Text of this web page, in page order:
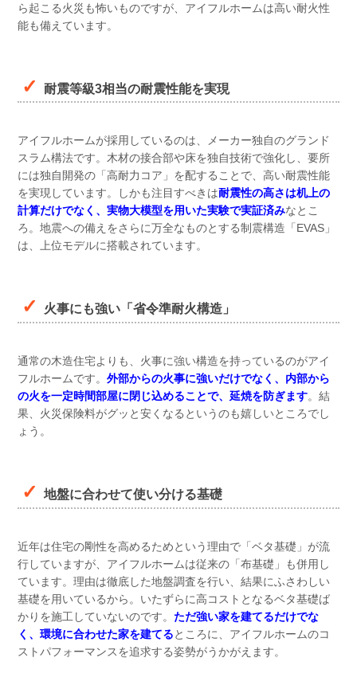
ら起こる火災も怖いものですが、アイフルホームは高い耐火性
能も備えています。
耐震等級3相当の耐震性能を実現
アイフルホームが採用しているのは、メーカー独自のグランド
スラム構法です。木材の接合部や床を独自技術で強化し、要所
には独自開発の「高耐力コア」を配することで、高い耐震性能
を実現しています。しかも注目すべきは耐震性の高さは机上の
計算だけでなく、実物大模型を用いた実験で実証済みなとこ
ろ。地震への備えをさらに万全なものとする制震構造「EVAS」
は、上位モデルに搭載されています。
火事にも強い「省令準耐火構造」
通常の木造住宅よりも、火事に強い構造を持っているのがアイ
フルホームです。 外部からの火事に強いだけでなく、内部から
の火を一定時間部屋に閉じ込めることで、延焼を防ぎます。結
果、火災保険料がグッと安くなるというのも嬉しいところでし
ょう。
地盤に合わせて使い分ける基礎
近年は住宅の剛性を高めるためという理由で「ベタ基礎」が流
行していますが、アイフルホームは従来の「布基礎」も併用し
ています。理由は徹底した地盤調査を行い、結果にふさわしい
基礎を用いているから。いたずらに高コストとなるベタ基礎ば
かりを施工していないのです。 ただ強い家を建てるだけでな
く、環境に合わせた家を建てるところに、アイフルホームのコ
ストパフォーマンスを追求する姿勢がうかがえます。